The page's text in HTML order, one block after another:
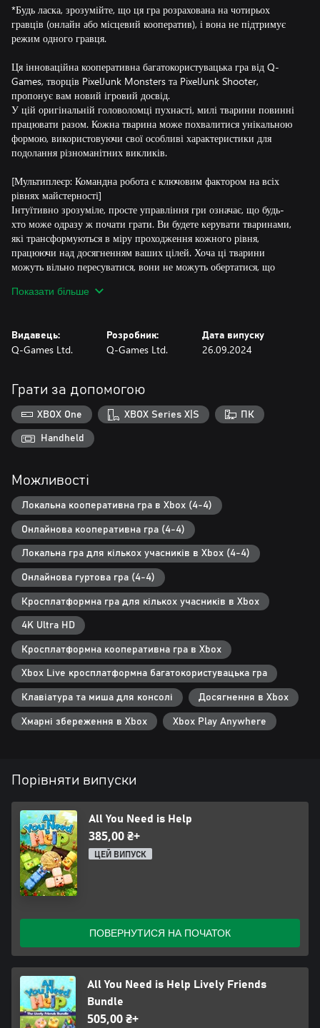
*Будь ласка, зрозумійте, що ця гра розрахована на чотирьох
гравців (онлайн або місцевий кооператив), і вона не підтримує
режим одного гравця.
Ця інноваційна кооперативна багатокористувацька гра від Q-
Games, творців PixelJunk Monsters та PixelJunk Shooter,
пропонує вам новий ігровий досвід.
У цій оригінальній головоломці пухнасті, милі тварини повинні
працювати разом. Кожна тварина може похвалитися унікальною
формою, використовуючи свої особливі характеристики для
подолання різноманітних викликів.
[Мультиплеєр: Командна робота є ключовим фактором на всіх
рівнях майстерності]
Інтуїтивно зрозуміле, просте управління гри означає, що будь-
хто може одразу ж почати грати. Ви будете керувати тваринами,
які трансформуються в міру проходження кожного рівня,
працюючи над досягненням ваших цілей. Хоча ці тварини
можуть вільно пересуватися, вони не можуть обертатися, що
головоломок. Об'єднайте зусилля, щоб подолати перешкоди і
[Насолоджуйтесь грою в Інтернеті! Функція голосу тварин]
Просте управління дозволяє тваринам видавати різні звуки в
віддаленими друзями так, ніби вони знаходяться поруч з вами.
[Спільна гра в локальній та онлайн-режимі]
Незалежно від того, чи бажаєте ви грати локально, чи онлайн,
гра підтримує до чотирьох гравців. Ця кооперативна гра
робить її ідеальною для сім'ї та друзів. Просте в освоєнні
управління гарантує, що гравці різного віку зможуть брати
участь у грі та отримувати задоволення. І чим більше ви
співпрацюєте, тим веселіше!
Показати більше
Видавець:
Q-Games Ltd.
Розробник:
Q-Games Ltd.
Дата випуску
26.09.2024
Грати за допомогою
XBOX One XBOX Series X|S ПК
Handheld
Можливості
Локальна кооперативна гра в Xbox (4-4)
Онлайнова кооперативна гра (4-4)
Локальна гра для кількох учасників в Xbox (4-4)
Онлайнова гуртова гра (4-4)
Кросплатформна гра для кількох учасників в Xbox
4K Ultra HD
Кросплатформна кооперативна гра в Xbox
Xbox Live кросплатформна багатокористувацька гра
Клавіатура та миша для консолі Досягнення в Xbox
Хмарні збереження в Xbox Xbox Play Anywhere
Порівняти випуски
All You Need is Help
385,00 ₴+
ЦЕЙ ВИПУСК
ПОВЕРНУТИСЯ НА ПОЧАТОК
All You Need is Help Lively Friends
Bundle
505,00 ₴+